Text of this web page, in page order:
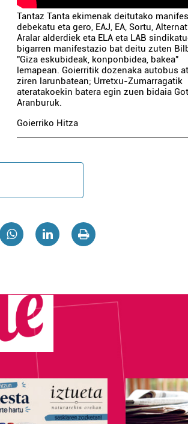
Tantaz Tanta ekimenak deitutako
debekatu eta gero, EAJ, EA, Sortu,
Aralar alderdiek eta ELA eta LAB
bigarren manifestazio bat deitu zuten
"Giza eskubideak, konponbidea, bakea"
lemapean. Goierritik dozenaka autobus
ziren larunbatean; Urretxu-Zumarragatik
ateratakoekin batera egin zuen bidaia
Aranburuk.
Goierriko Hitza